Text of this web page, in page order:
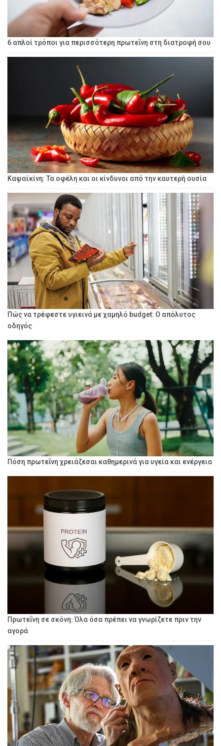
6 απλοί τρόποι για περισσότερη πρωτεΐνη στη διατροφή σου
Καψαϊκίνη: Τα οφέλη και οι κίνδυνοι από την καυτερή ουσία
Πώς να τρέφεστε υγιεινά με χαμηλό budget: Ο απόλυτος
οδηγός
Πόση πρωτεΐνη χρειάζεσαι καθημερινά για υγεία και ενέργεια
Πρωτεΐνη σε σκόνη: Όλα όσα πρέπει να γνωρίζετε πριν την
αγορά